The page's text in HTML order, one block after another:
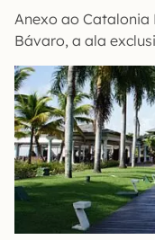
Anexo ao
Bávaro, a ala